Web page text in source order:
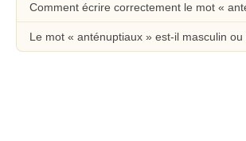
Comment écrire correctement le mot «
Le mot « anténuptiaux » est-il masculin ou